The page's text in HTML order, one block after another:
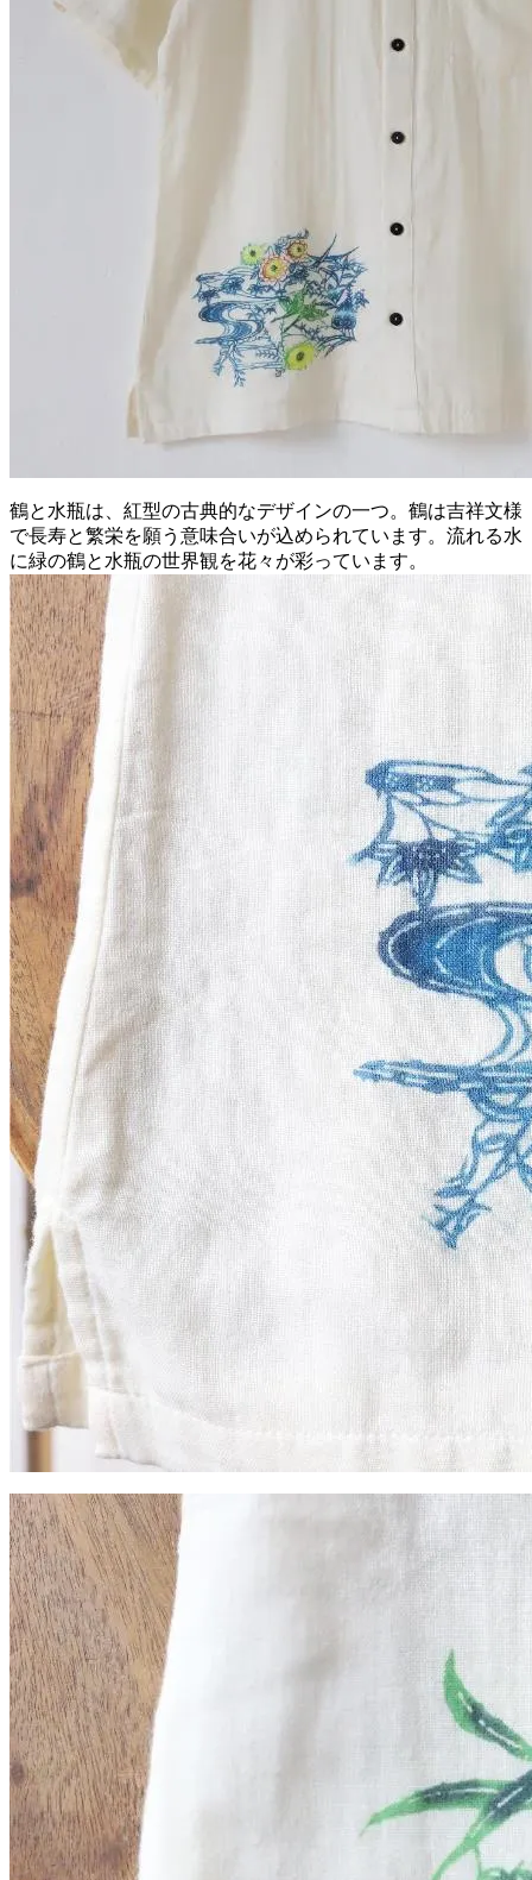
鶴と水瓶は、紅型の古典的なデザインの一つ。鶴は吉祥文様
で長寿と繁栄を願う意味合いが込められています。流れる水
に緑の鶴と水瓶の世界観を花々が彩っています。